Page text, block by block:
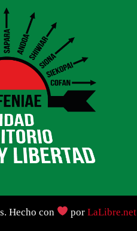
Hecho con porLaLibre.net